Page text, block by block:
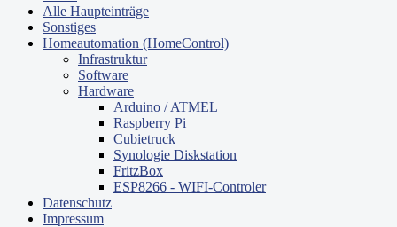
Alle Haupteinträge
Sonstiges
Homeautomation (HomeControl)
Infrastruktur
Software
Hardware
Arduino / ATMEL
Raspberry Pi
Cubietruck
Synologie Diskstation
FritzBox
ESP8266 - WIFI-Controler
Datenschutz
Impressum